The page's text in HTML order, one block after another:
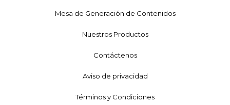
Mesa de Generación de Contenidos
Nuestros Productos
Contáctenos
Aviso de privacidad
Términos y Condiciones